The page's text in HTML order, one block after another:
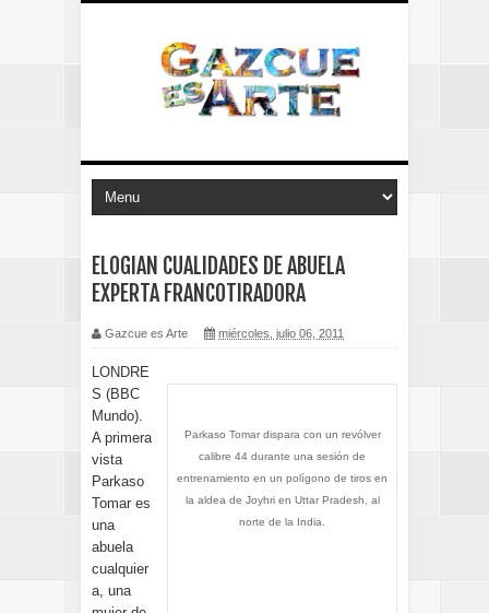
ELOGIAN CUALIDADES DE ABUELA
EXPERTA FRANCOTIRADORA
Gazcue es Arte miércoles, julio 06, 2011
Parkaso Tomar dispara con un revólver
calibre 44 durante una sesión de
entrenamiento en un polígono de tiros en
la aldea de Joyhri en Uttar Pradesh, al
norte de la India.
LONDRE
S (BBC
Mundo).
A primera
vista
Parkaso
Tomar es
una
abuela
cualquier
a, una